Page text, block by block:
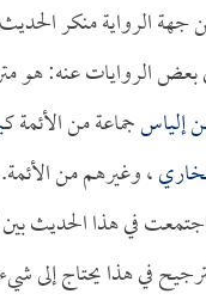
جهة الرواية منكر
بعض الروايات عنه: هو
إلياسجماعة من الأئمة كـ
، وغيرهم من الأئمة.
في هذا الحديث
في هذا يحتاج إلى